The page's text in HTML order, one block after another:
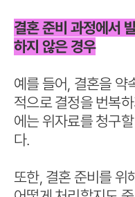
결혼 준비 과정에서
하지 않은 경우
예를 들어, 결혼을 약
적으로 결정을 번복
에는 위자료를 청구
다.
또한, 결혼 준비를 위